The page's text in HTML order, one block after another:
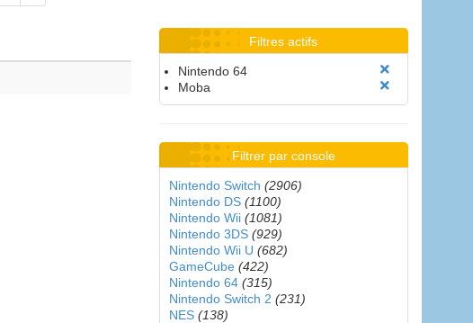
Filtres actifs
Nintendo 64
Moba
Filtrer par console
Nintendo Switch (2906)
Nintendo DS (1100)
Nintendo Wii (1081)
Nintendo 3DS (929)
Nintendo Wii U (682)
GameCube (422)
Nintendo 64 (315)
Nintendo Switch 2 (231)
NES (138)